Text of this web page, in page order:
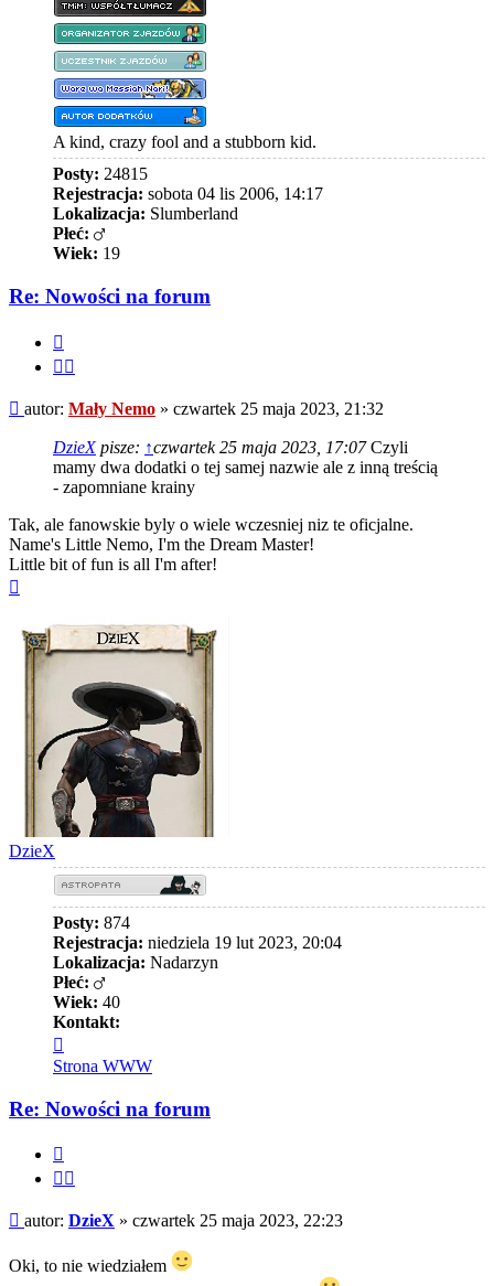
A kind, crazy fool and a stubborn kid.
Posty: 24815
Rejestracja: sobota 04 lis 2006, 14:17
Lokalizacja: Slumberland
Płeć:
Wiek: 19
Re: Nowości na forum
Post
autor: Mały Nemo » czwartek 25 maja 2023, 21:32
DzieXpisze: ↑czwartek 25 maja 2023, 17:07Czyli
mamy dwa dodatki o tej samej nazwie ale z inną treścią
- zapomniane krainy
Tak, ale fanowskie byly o wiele wczesniej niz te oficjalne.
Name's Little Nemo, I'm the Dream Master!
Little bit of fun is all I'm after!
DzieX
Posty: 874
Rejestracja: niedziela 19 lut 2023, 20:04
Lokalizacja: Nadarzyn
Płeć:
Wiek: 40
Kontakt:
się
z
DzieX
Strona WWW
Re: Nowości na forum
Post
autor: DzieX » czwartek 25 maja 2023, 22:23
Oki, to nie wiedziałem